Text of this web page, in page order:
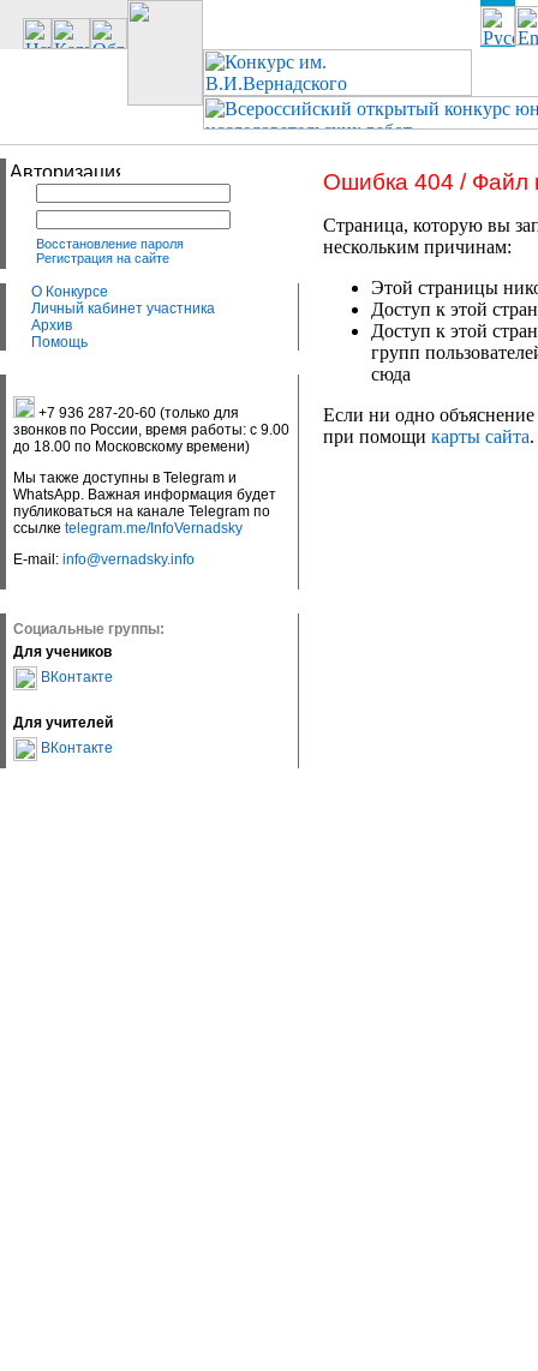
Восстановление пароля
Регистрация на сайте
О Конкурсе
Личный кабинет участника
Архив
Помощь
+7 936 287-20-60 (только для
звонков по России, время работы: с 9.00
до 18.00 по Московскому времени)
Мы также доступны в Telegram и
WhatsApp. Важная информация будет
публиковаться на канале Telegram по
ссылке telegram.me/InfoVernadsky
E-mail: info@vernadsky.info
Социальные группы:
Для учеников
ВКонтакте
Для учителей
ВКонтакте
Ошибка 404 / Файл
Страница, которую вы
нескольким причинам:
Этой страницы
Доступ к этой
Доступ к этой
групп
сюда
Если ни одно объяснение
при помощи карты сайта.